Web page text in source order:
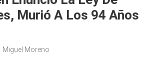
Murió A Los 94 Años
Miguel Moreno